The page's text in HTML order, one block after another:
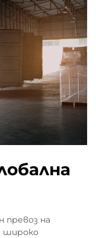
превоз на
широко